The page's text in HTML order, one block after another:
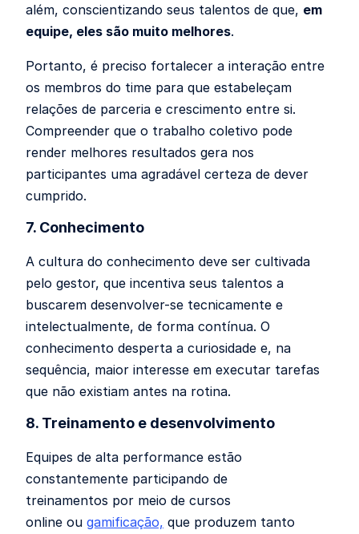
além, conscientizando seus talentos de que, em
equipe, eles são muito melhores.
Portanto, é preciso fortalecer a interação entre
os membros do time para que estabeleçam
relações de parceria e crescimento entre si.
Compreender que o trabalho coletivo pode
render melhores resultados gera nos
participantes uma agradável certeza de dever
cumprido.
7. Conhecimento
A cultura do conhecimento deve ser cultivada
pelo gestor, que incentiva seus talentos a
buscarem desenvolver-se tecnicamente e
intelectualmente, de forma contínua. O
conhecimento desperta a curiosidade e, na
sequência, maior interesse em executar tarefas
que não existiam antes na rotina.
8. Treinamento e desenvolvimento
Equipes de alta performance estão
constantemente participando de
treinamentos por meio de cursos
online ou gamificação, que produzem tanto